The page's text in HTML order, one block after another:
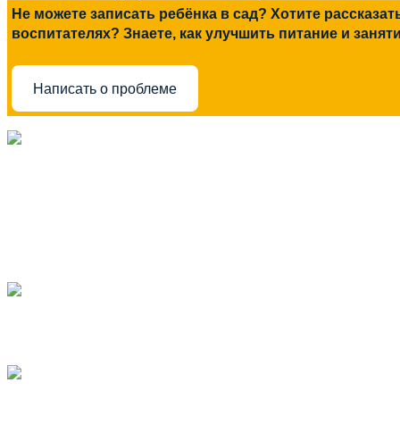
Не можете записать ребёнка в сад? Хотите
воспитателях? Знаете, как улучшить питание и
Написать о проблеме